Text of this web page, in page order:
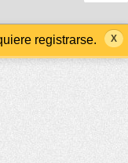
registrarse.